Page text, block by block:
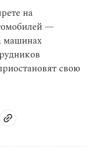
на
—
машинах
свою